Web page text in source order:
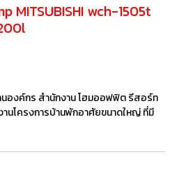
MITSUBISHI wch-1505t
นองค์กร สำนักงาน โฮมออฟฟิต รีสอร์ท
านโครงการบ้านพักอาศัยขนาดใหญ่ ที่มี